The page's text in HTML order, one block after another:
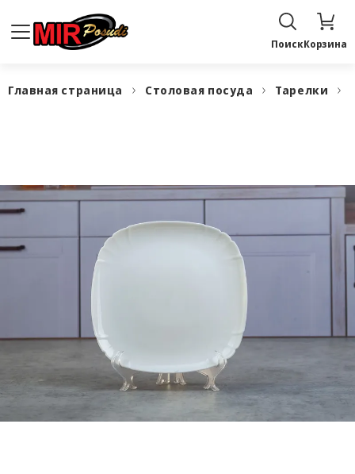
ПоискКорзина
Главная страница Столовая посуда Тарелки